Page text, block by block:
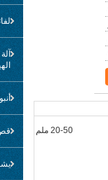
20-50 ملم